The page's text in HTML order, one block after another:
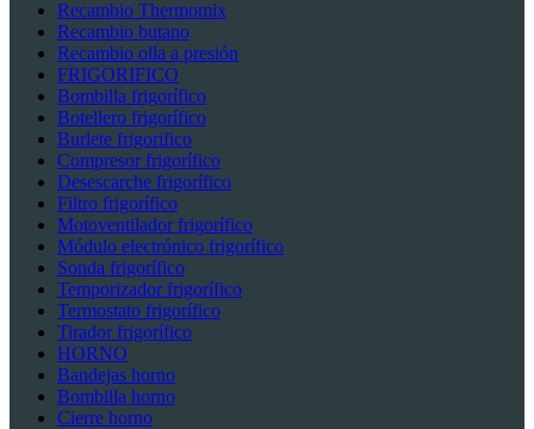
Recambio Thermomix
Recambio butano
Recambio olla a presión
FRIGORIFICO
Bombilla frigorífico
Botellero frigorífico
Burlete frigorifico
Compresor frigorífico
Desescarche frigorífico
Filtro frigorífico
Motoventilador frigorífico
Módulo electrónico frigorífico
Sonda frigorífico
Temporizador frigorífico
Termostato frigorífico
Tirador frigorífico
HORNO
Bandejas horno
Bombilla horno
Cierre horno